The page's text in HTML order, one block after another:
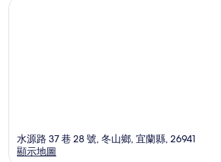
水源路 37 巷 28 號, 冬山鄉, 宜蘭縣, 26941
顯示地圖